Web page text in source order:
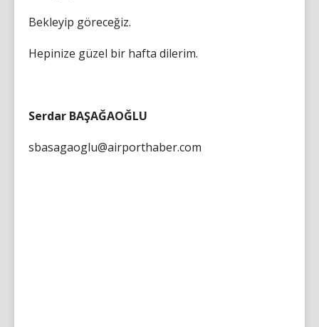
Bekleyip göreceğiz.
Hepinize güzel bir hafta dilerim.
Serdar BAŞAĞAOĞLU
sbasagaoglu@airporthaber.com